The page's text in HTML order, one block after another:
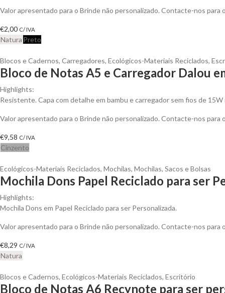
Valor apresentado para o Brinde não personalizado. Contacte-nos
€2,00 C/ IVA
Natura Preto
Blocos e Cadernos, Carregadores, Ecológicos-Materiais Reciclados,
Bloco de Notas A5 e Carregador Dalou
Highlights:
Resistente. Capa com detalhe em bambu e carregador sem fios de
Valor apresentado para o Brinde não personalizado. Contacte-nos
€9,58 C/ IVA
Cinzento
Ecológicos-Materiais Reciclados, Mochilas, Mochilas, Sacos e Bolsas
Mochila Dons Papel Reciclado para ser
Highlights:
Mochila Dons em Papel Reciclado para ser Personalizada.
Valor apresentado para o Brinde não personalizado. Contacte-nos
€8,29 C/ IVA
Natura
Blocos e Cadernos, Ecológicos-Materiais Reciclados, Escritório
Bloco de Notas A6 Recynote para ser